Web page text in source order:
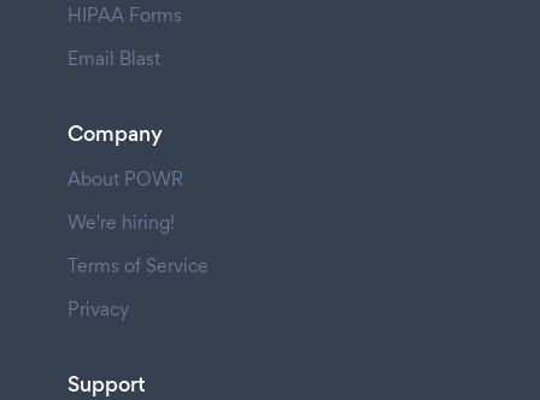
HIPAA Forms
Email Blast
Company
About POWR
We're hiring!
Terms of Service
Privacy
Support